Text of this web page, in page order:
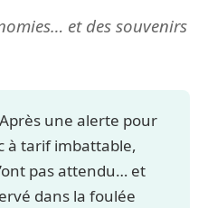
et des souvenirs
une alerte pour
à tarif imbattable,
pas attendu… et
dans la foulée